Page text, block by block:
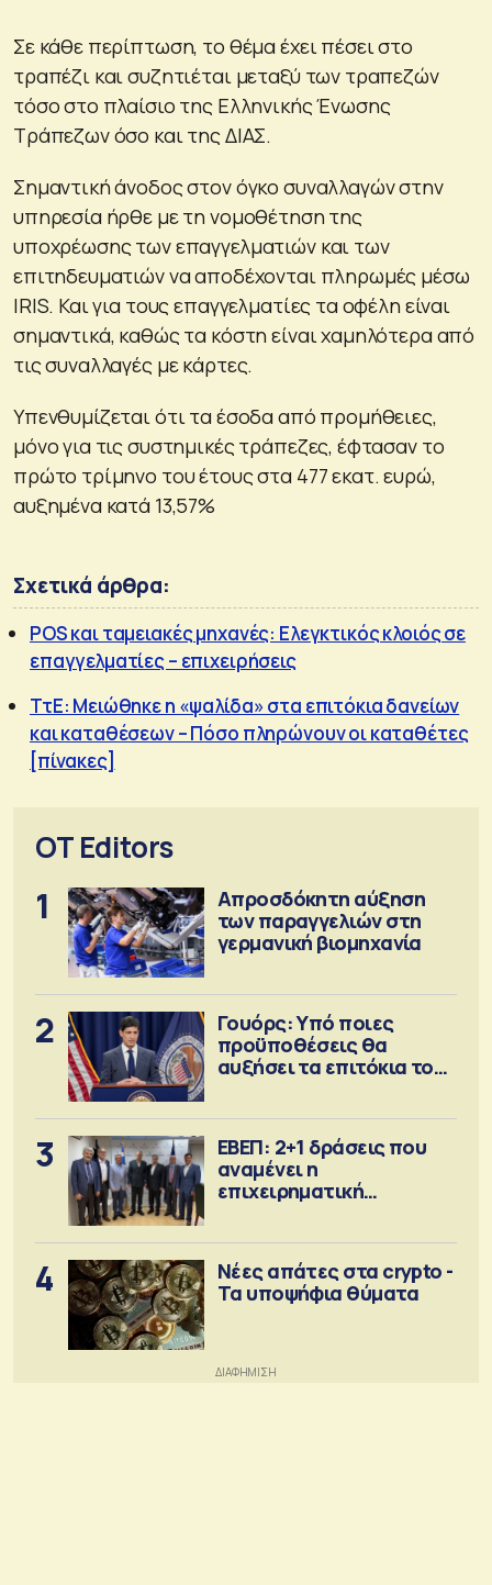
Σε κάθε περίπτωση, το θέμα έχει πέσει στο
τραπέζι και συζητιέται μεταξύ των τραπεζών
τόσο στο πλαίσιο της Ελληνικής Ένωσης
Τράπεζων όσο και της ΔΙΑΣ.
Σημαντική άνοδος στον όγκο συναλλαγών στην
υπηρεσία ήρθε με τη νομοθέτηση της
υποχρέωσης των επαγγελματιών και των
επιτηδευματιών να αποδέχονται πληρωμές μέσω
IRIS. Και για τους επαγγελματίες τα οφέλη είναι
σημαντικά, καθώς τα κόστη είναι χαμηλότερα από
τις συναλλαγές με κάρτες.
Υπενθυμίζεται ότι τα έσοδα από προμήθειες,
μόνο για τις συστημικές τράπεζες, έφτασαν το
πρώτο τρίμηνο του έτους στα 477 εκατ. ευρώ,
αυξημένα κατά 13,57%
Σχετικά άρθρα:
POS και ταμειακές μηχανές: Ελεγκτικός κλοιός σε
επαγγελματίες – επιχειρήσεις
ΤτΕ: Μειώθηκε η «ψαλίδα» στα επιτόκια δανείων
και καταθέσεων – Πόσο πληρώνουν οι καταθέτες
[πίνακες]
OT Editors
1
Απροσδόκητη αύξηση
των παραγγελιών στη
γερμανική βιομηχανία
2
Γουόρς: Υπό ποιες
προϋποθέσεις θα
αυξήσει τα επιτόκια τον
3
ΕΒΕΠ: 2+1 δράσεις που
αναμένει η
επιχειρηματική
4
Νέες απάτες στα crypto -
Τα υποψήφια θύματα